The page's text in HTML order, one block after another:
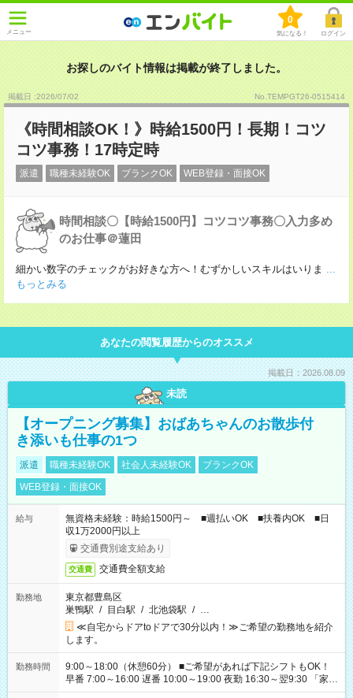
メニュー
0
気になる！ ログイン
お探しのバイト情報は掲載が終了しました。
掲載日 :2026/07/02 No.TEMPGT26-0515414
《時間相談OK！》時給1500円！長期！コツ
コツ事務！17時定時
派遣 職種未経験OK ブランクOK WEB登録・面接OK
時間相談〇【時給1500円】コツコツ事務〇入力多め
のお仕事＠蓮田
細かい数字のチェックがお好きな方へ！むずかしいスキルはいりま ...
もっとみる
あなたの閲覧履歴からのオススメ
掲載日：2026.08.09
未読
【オープニング募集】おばあちゃんのお散歩付
き添いも仕事の1つ
派遣 職種未経験OK 社会人未経験OK
ブランクOK
WEB登録・面接OK
給与
無資格未経験：時給1500円～ ■週払いOK ■扶養内OK ■日
収1万2000円以上
交通費別途支給あり
交通費 交通費全額支給
勤務地
東京都豊島区
巣鴨駅 / 目白駅 / 北池袋駅 / …
≪自宅からドアtoドアで30分以内！≫ご希望の勤務地を紹介
します。
勤務時間
9:00～18:00（休憩60分） ■ご希望があれば下記シフトもOK！
早番 7:00～16:00 遅番 10:00～19:00 夜勤 16:30～翌9:30 「家族
と休みを合わせたい」 「余裕を持って夕飯の準備がしたい」